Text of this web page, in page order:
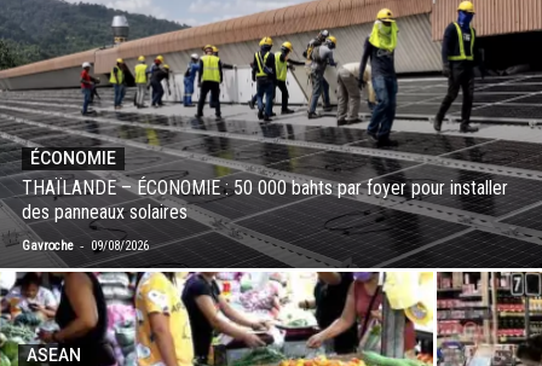
ÉCONOMIE
THAÏLANDE – ÉCONOMIE : 50 000 bahts par foyer pour installer
des panneaux solaires
Gavroche - 09/08/2026
ASEAN